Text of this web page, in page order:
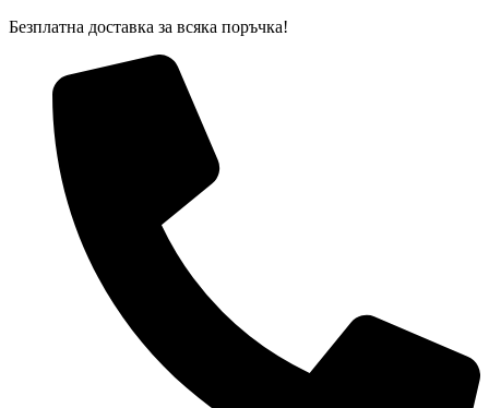
Skip
Безплатна доставка за всяка поръчка!